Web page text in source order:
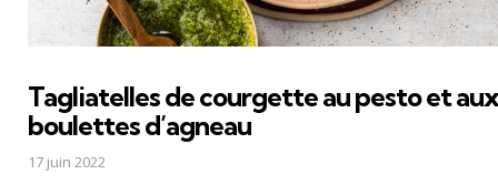
Tagliatelles de courgette au pesto et aux
boulettes d’agneau
17 juin 2022